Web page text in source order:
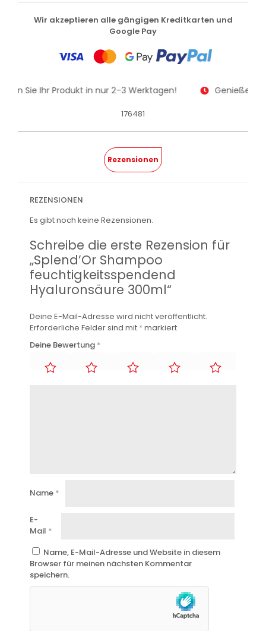
Wir akzeptieren alle gängigen Kreditkarten und
Google Pay
Sie Ihr Produkt in nur 2–3 Werktagen! Genießen
176481
Rezensionen
REZENSIONEN
Es gibt noch keine Rezensionen.
Schreibe die erste Rezension für
„Splend’Or Shampoo
feuchtigkeitsspendend
Hyaluronsäure 300ml“
Deine E-Mail-Adresse wird nicht veröffentlicht.
Erforderliche Felder sind mit *markiert
Deine Bewertung *
Name *
E-
Mail *
Name, E-Mail-Adresse und Website in diesem
Browser für meinen nächsten Kommentar
speichern.